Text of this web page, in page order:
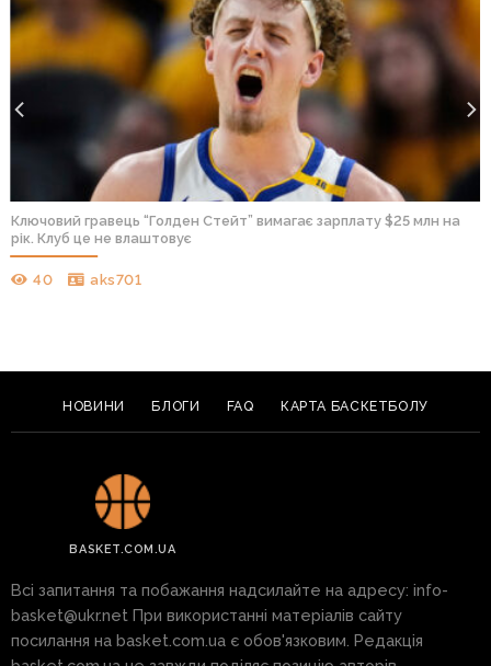
Колишня наречена Дончича вимагає з гравця 50 млн доларів у
справі про опіку над дітьми
39 Ruslan1996
НОВИНИ БЛОГИ FAQ КАРТА БАСКЕТБОЛУ
BASKET.COM.UA
Всі запитання та побажання надсилайте на адресу: info-
basket@ukr.net При використанні матеріалів сайту
посилання на basket.com.ua є обов'язковим. Редакція